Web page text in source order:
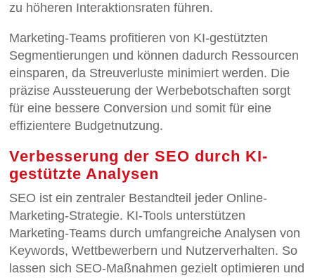
zu höheren Interaktionsraten führen.
Marketing-Teams profitieren von KI-gestützten
Segmentierungen und können dadurch Ressourcen
einsparen, da Streuverluste minimiert werden. Die
präzise Aussteuerung der Werbebotschaften sorgt
für eine bessere Conversion und somit für eine
effizientere Budgetnutzung.
Verbesserung der SEO durch KI-
gestützte Analysen
SEO ist ein zentraler Bestandteil jeder Online-
Marketing-Strategie. KI-Tools unterstützen
Marketing-Teams durch umfangreiche Analysen von
Keywords, Wettbewerbern und Nutzerverhalten. So
lassen sich SEO-Maßnahmen gezielt optimieren und